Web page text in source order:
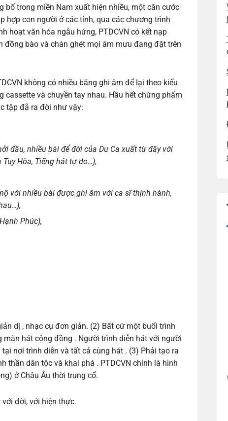
bố trong miền Nam xuất hiện nhiều, một căn cước
hợp con người ở các tỉnh, qua các chương trình
hoạt văn hóa ngẫu hứng, PTDCVN có kết nạp
đồng bào và chán ghét mọi âm mưu đang đặt trên
không có nhiều băng ghi âm để lại theo kiểu
và chuyền tay nhau. Hầu hết chứng phẩm
tập đã ra đời như vậy:
đầu, nhiều bài để đời của Du Ca xuất từ đây với
Hòa, Tiếng hát tự do…),
với nhiều bài được ghi âm với ca sĩ thịnh hành,
Phúc),
dị , nhạc cụ đơn giản. (2) Bất cứ một buổi trình
màn hát cộng đồng . Người trình diễn hát với người
nơi trình diễn và tất cả cùng hát . (3) Phải tạo ra
thần dân tộc và khai phá . PTDCVN chính là hình
ở Châu Âu thời trung cổ.
đời, với hiện thực.